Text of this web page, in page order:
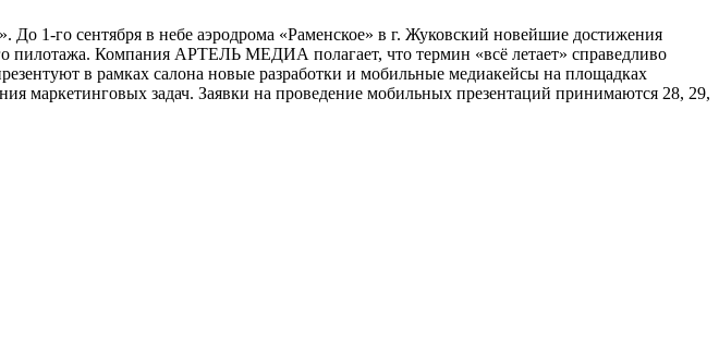
1-го сентября в небе аэродрома «Раменское» в г. Жуковский новейшие достижения
пилотажа. Компания АРТЕЛЬ МЕДИА полагает, что термин «всё летает» справедливо
в рамках салона новые разработки и мобильные медиакейсы на площадках
маркетинговых задач. Заявки на проведение мобильных презентаций принимаются 28, 29,